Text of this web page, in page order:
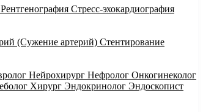
Рентгенография Стресс-эхокардиография
(Сужение артерий) Стентирование
Нейрохирург Нефролог Онкогинеколог
Хирург Эндокринолог Эндоскопист